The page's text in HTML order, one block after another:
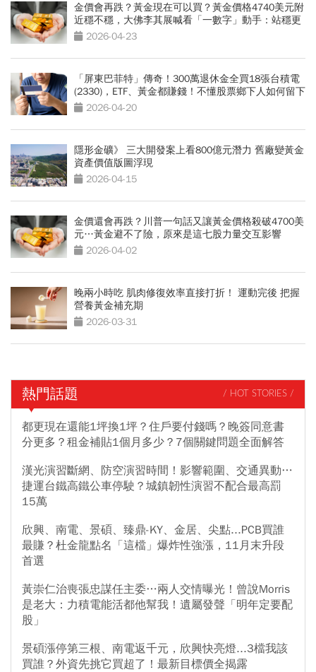
金價會再跌？黃金現在可以買？黃金價格4740美元附
近穩不穩，大佛李其展喊看「一數字」動手：站穩更
有利2026-04-23
「屏東巴菲特」傳奇！300萬退休金全買18張台積電
(2330)，ETF、黃金都賺錢！不懂股票鄉下人如何留下
3千萬遺產？
2026-04-20
隱形金礦》 三大開發案上看800億元潛力 舊廠變黃金
資產價值版圖浮現
2026-04-15
金價還會再跌？川普一句話又讓黃金價格殺破4700美
元…黃金避不了險，原來是這七股力量交互影響
2026-04-02
晚兩小時吃 肌肉修復效率直接打折！ 運動完後 把握
營養黃金補充期
2026-03-31
熱門話題 / HOT STORIES /
都更現在還能1坪換1坪？住戶要付錢嗎？晚簽同意書
分更多？租金補貼1個月多少？7個關鍵問題全面解答
漢光演習斷網、防空演習時間！影響範圍、交通異動…
捷運台鐵高鐵公車停駛？城鎮韌性演習不配合最高罰
15萬
欣興、南電、景碩、臻鼎-KY、金居、尖點...PCB買誰
最賺？杜金龍點名「這檔」爆炸性強漲，11月末升段
首選
黃崇仁治喪張忠謀任主委…兩人交情曝光！曾說Morris
是老大：力積電能活都他幫我！遺屬發聲「明年定要配
股」
景碩漲停第三根、南電返千元，欣興快亮燈...3檔我該
買誰？外資先挑它買超了！最新目標價全揭露